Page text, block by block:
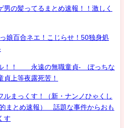
男の髪ってるまとめ速報！！激しく
娘百合ネエ！こじらせ！50独身処
ル！！ 永遠の無職童貞- ぼっちな
貞上等夜露死苦！
ルまっくす！（新・ナンノひゃくし
まとめ速報） 話題な事件からおも
す